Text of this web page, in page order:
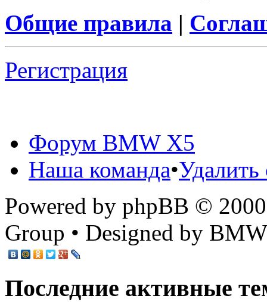
Общие правила |
Регистрация
Форум BMW X5
Наша команда•
Powered by phpBB ©
Group • Designed by
Последние активные